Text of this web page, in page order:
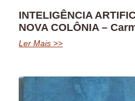
INTELIGÊNCIA
NOVA COLÔNIA –
Ler Mais >>